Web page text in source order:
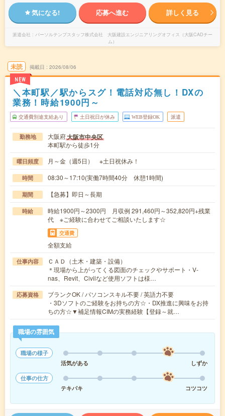
気になる! 応募へ進む 詳しく見る
派遣会社
パーソルテンプスタッフ株式会社 大阪建設エンジニアリングオフィス（大阪CADチー
ム）
未読
NEW
掲載日 2026/08/06
＼本町駅／駅からスグ！電話対応無し！DXの
業務！時給1900円～
交通費別途支給あり 土日祝日が休み WEB登録OK 派遣
勤務地 大阪府大阪市中央区
本町駅から徒歩1分
曜日頻度 月～金（週5日） ※土日祝休み！
時間 08:30～17:10(実働7時間40分 休憩1時間)
期間 【急募】即日～長期
時給
時給1900円～2300円 月収例 291,460円～352,820円+残業
代 ※ご経験に合わせてご相談いたします☆
交通費
全額支給
仕事内容
ＣＡＤ（土木・建築・設備）
＊現場から上がってくる図面のチェックやサポート・V-
nas、Revit、Civilなど使用ソフトは様…
応募資格
ブランクOK / パソコンスキル不要 / 英語力不要
・3Dソフトのご経験をお持ちの方☆・DX推進に興味をお持
ちの方☆▼補足情報CIMの実務経験【登録～就…
職場の雰囲気
職場の様子
活気がある
しずか
仕事の仕方
テキパキ
コツコツ